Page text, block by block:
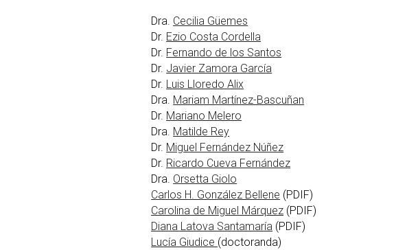
Dra. Cecilia Güemes
Dr. Ezio Costa Cordella
Dr. Fernando de los Santos
Dr. Javier Zamora García
Dr. Luis Lloredo Alix
Dra. Mariam Martínez-Bascuñan
Dr. Mariano Melero
Dra. Matilde Rey
Dr. Miguel Fernández Núñez
Dr. Ricardo Cueva Fernández
Dra. Orsetta Giolo
Carlos H. González Bellene (PDIF)
Carolina de Miguel Márquez (PDIF)
Diana Latova Santamaría (PDIF)
Lucía Giudice (doctoranda)